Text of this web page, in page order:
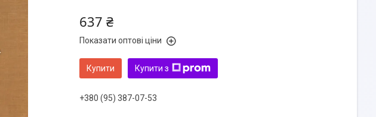
637 ₴
Показати оптові ціни
Купити Купити з
+380 (95) 387-07-53